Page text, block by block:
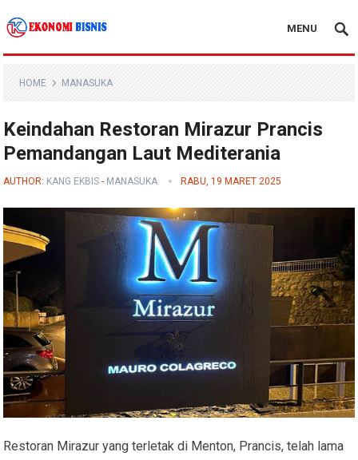
Kanal Ekonomi Bisnis
MENU
HOME MANASUKA
Keindahan Restoran Mirazur Prancis
Pemandangan Laut Mediterania
AUTHOR: KANG EKBIS - MANASUKA RABU, 19 MARET 2025
Restoran Mirazur yang terletak di Menton, Prancis, telah lama